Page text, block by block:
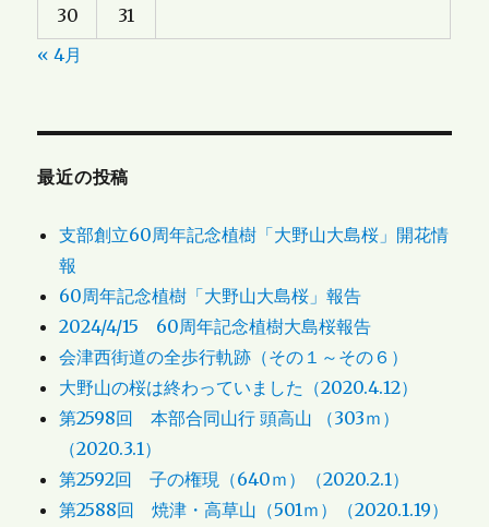
30
31
« 4月
最近の投稿
支部創立60周年記念植樹「大野山大島桜」開花情
報
60周年記念植樹「大野山大島桜」報告
2024/4/15 60周年記念植樹大島桜報告
会津西街道の全歩行軌跡（その１～その６）
大野山の桜は終わっていました（2020.4.12）
第2598回 本部合同山行 頭高山 （303ｍ）
（2020.3.1）
第2592回 子の権現（640ｍ）（2020.2.1）
第2588回 焼津・高草山（501ｍ）（2020.1.19）